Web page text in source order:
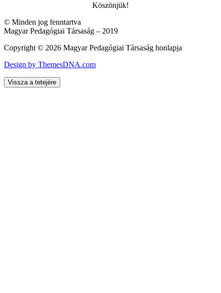
Köszönjük!
© Minden jog fenntartva
Magyar Pedagógiai Társaság – 2019
Copyright © 2026 Magyar Pedagógiai Társaság honlapja
Design by ThemesDNA.com
Vissza a tetejére